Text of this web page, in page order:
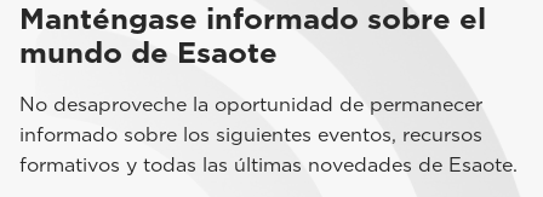
Manténgase informado sobre el
mundo de Esaote
No desaproveche la oportunidad de permanecer
informado sobre los siguientes eventos, recursos
formativos y todas las últimas novedades de Esaote.